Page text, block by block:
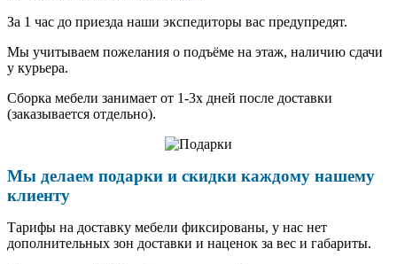
За 1 час до приезда наши экспедиторы вас предупредят.
Мы учитываем пожелания о подъёме на этаж, наличию сдачи
у курьера.
Сборка мебели занимает от 1-3х дней после доставки
(заказывается отдельно).
Мы делаем подарки и скидки каждому нашему
клиенту
Тарифы на доставку мебели фиксированы, у нас нет
дополнительных зон доставки и наценок за вес и габариты.